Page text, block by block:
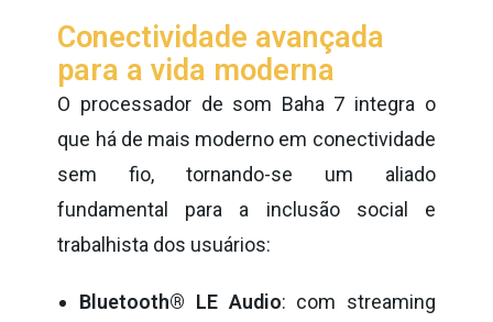
Conectividade avançada
para a vida moderna
O processador de som Baha 7 integra o
que há de mais moderno em conectividade
sem fio, tornando-se um aliado
fundamental para a inclusão social e
trabalhista dos usuários:
Bluetooth® LE Audio: com streaming